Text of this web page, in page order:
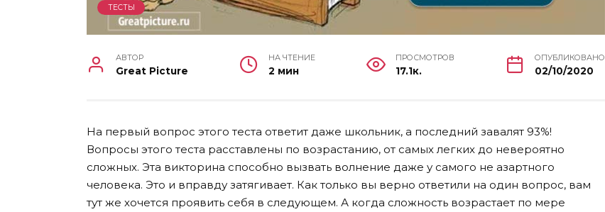
ТЕСТЫ
АВТОР
Great Picture
НА ЧТЕНИЕ
2 мин
ПРОСМОТРОВ
17.1к.
ОПУБЛИКОВАНО
02/10/2020
На первый вопрос этого теста ответит даже школьник, а последний завалят 93%!
Вопросы этого теста расставлены по возрастанию, от самых легких до невероятно
сложных. Эта викторина способно вызвать волнение даже у самого не азартного
человека. Это и вправду затягивает. Как только вы верно ответили на один вопрос, вам
тут же хочется проявить себя в следующем. А когда сложность возрастает по мере